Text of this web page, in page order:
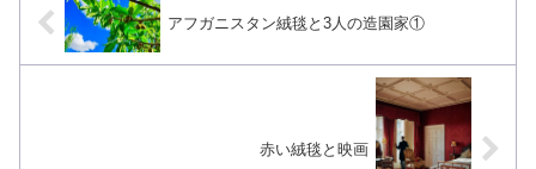
アフガニスタン絨毯と3人の造園家①
赤い絨毯と映画